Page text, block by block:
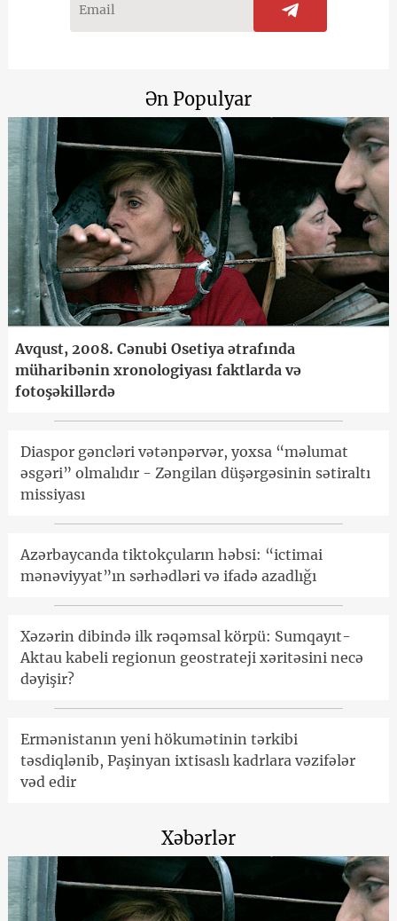
Ən Populyar
Avqust, 2008. Cənubi Osetiya ətrafında
müharibənin xronologiyası faktlarda və
fotoşəkillərdə
Diaspor gəncləri vətənpərvər, yoxsa “məlumat
əsgəri” olmalıdır - Zəngilan düşərgəsinin sətiraltı
missiyası
Azərbaycanda tiktokçuların həbsi: “ictimai
mənəviyyat”ın sərhədləri və ifadə azadlığı
Xəzərin dibində ilk rəqəmsal körpü: Sumqayıt-
Aktau kabeli regionun geostrateji xəritəsini necə
dəyişir?
Ermənistanın yeni hökumətinin tərkibi
təsdiqlənib, Paşinyan ixtisaslı kadrlara vəzifələr
vəd edir
Xəbərlər